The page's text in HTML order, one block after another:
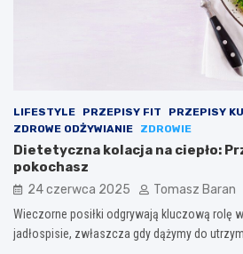
LIFESTYLE PRZEPISY FIT
PRZEPISY
ZDROWE ODŻYWIANIE
ZDROWIE
Dietetyczna kolacja na ciepło:
pokochasz
24 czerwca 2025 Tomasz Baran
Wieczorne posiłki odgrywają kluczową rolę
jadłospisie, zwłaszcza gdy dążymy do